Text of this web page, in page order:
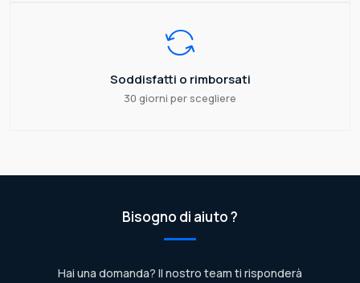
Soddisfatti o rimborsati
30 giorni per scegliere
Bisogno di aiuto ?
Hai una domanda? Il nostro team ti risponderà